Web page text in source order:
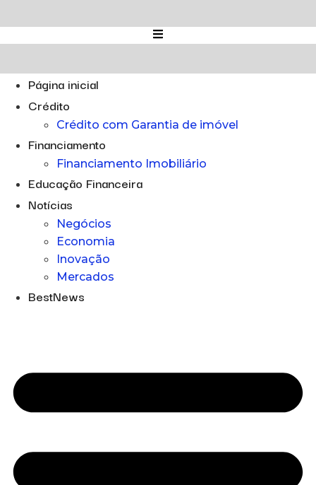
para
o
Página inicial
Crédito
Crédito com Garantia de imóvel
Financiamento
Financiamento Imobiliário
Educação Financeira
Notícias
Negócios
Economia
Inovação
Mercados
BestNews